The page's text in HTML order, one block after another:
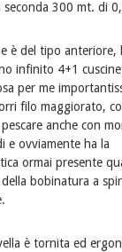
seconda 300 mt. di
è del tipo anteriore,
infinito 4+1
per me
filo maggiorato,
anche con
e ovviamente ha la
ormai presente
bobinatura a
è tornita ed